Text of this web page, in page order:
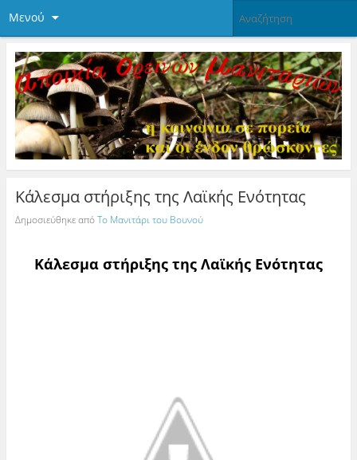
Μενού
Κάλεσμα στήριξης της Λαϊκής Ενότητας
Δημοσιεύθηκε απόΤο Μανιτάρι του Βουνού
Κάλεσμα στήριξης της Λαϊκής Ενότητας